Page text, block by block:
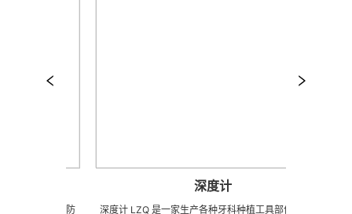
深度计
深度计 LZQ 是一家生产各种牙科种植工具部件的 OEM